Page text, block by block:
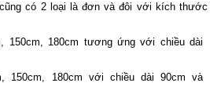
có 2 loại là đơn và đôi với kích thước
150cm, 180cm tương ứng với chiều dài
150cm, 180cm với chiều dài 90cm và